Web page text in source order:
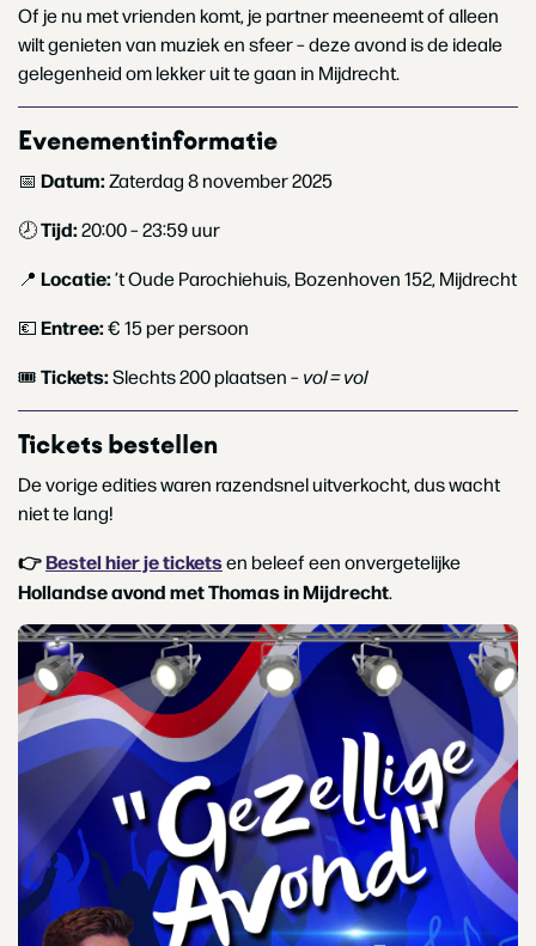
Of je nu met vrienden komt, je partner meeneemt of alleen
wilt genieten van muziek en sfeer – deze avond is de ideale
gelegenheid om lekker uit te gaan in Mijdrecht.
Evenementinformatie
📅 Datum:Zaterdag 8 november 2025
🕗Tijd:20:00 – 23:59 uur
📍 Locatie:’t Oude Parochiehuis, Bozenhoven 152, Mijdrecht
💶Entree:€ 15 per persoon
🎟Tickets:Slechts 200 plaatsen –vol = vol
Tickets bestellen
De vorige edities waren razendsnel uitverkocht, dus wacht
niet te lang!
👉Bestel hier je ticketsen beleef een onvergetelijke
Hollandse avond met Thomas in Mijdrecht.